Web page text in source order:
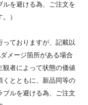
を避ける為、ご注文を
）
ておりますが、記載以
メージ箇所がある場合
観者によって状態の価値
くとともに、新品同等の
ルを避ける為、ご注文